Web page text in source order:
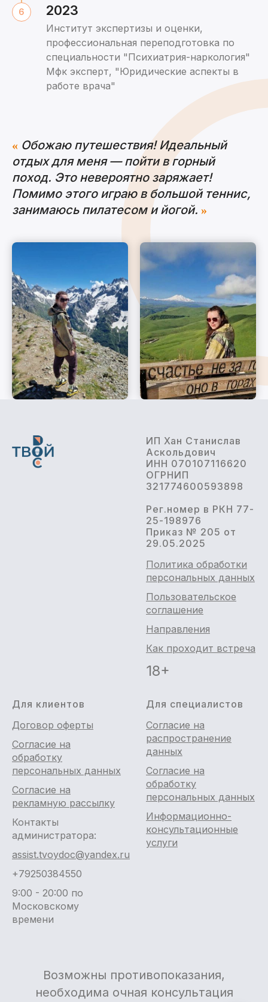
2023
Институт экспертизы и оценки,
профессиональная переподготовка по
специальности "Психиатрия-наркология"
Мфк эксперт, "Юридические аспекты в
работе врача"
« Обожаю путешествия! Идеальный
отдых для меня — пойти в горный
поход. Это невероятно заряжает!
Помимо этого играю в большой теннис,
занимаюсь пилатесом и йогой. »
ИП Хан Станислав
Аскольдович
ИНН 070107116620
ОГРНИП
321774600593898
Рег.номер в РКН 77-
25-198976
Приказ № 205 от
29.05.2025
Политика обработки
персональных данных
Пользовательское
соглашение
Направления
Как проходит встреча
18+
Для клиентов
Договор оферты
Согласие на
обработку
персональных данных
Согласие на
рекламную рассылку
Контакты
администратора:
assist.tvoydoc@yandex.ru
+79250384550
9:00 - 20:00 по
Московскому
времени
Для специалистов
Согласие на
распространение
данных
Согласие на
обработку
персональных данных
Информационно-
консультационные
услуги
Возможны противопоказания,
необходима очная консультация